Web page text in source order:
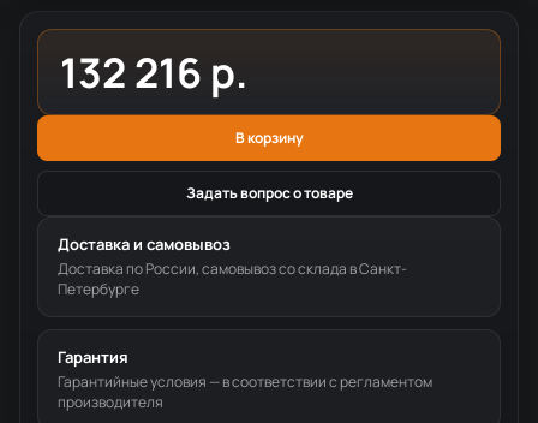
132 216 р.
В корзину
Задать вопрос о товаре
Доставка и самовывоз
Доставка по России, самовывоз со склада в Санкт-
Петербурге
Гарантия
Гарантийные условия — в соответствии с регламентом
производителя